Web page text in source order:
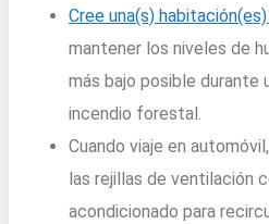
Cree una(s)
mantener los niveles de
más bajo posible durante
incendio forestal.
Cuando viaje en
las rejillas de ventilación
acondicionado para